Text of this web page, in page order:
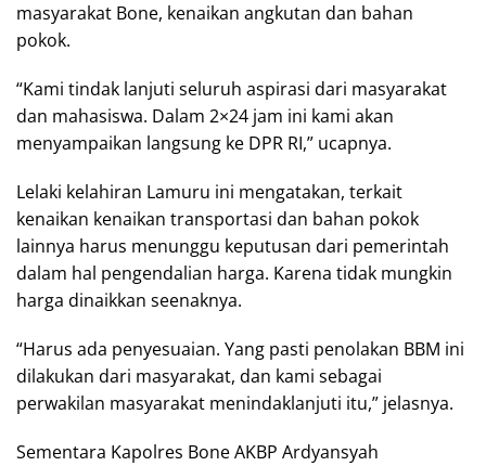
masyarakat Bone, kenaikan angkutan dan bahan
pokok.
“Kami tindak lanjuti seluruh aspirasi dari masyarakat
dan mahasiswa. Dalam 2×24 jam ini kami akan
menyampaikan langsung ke DPR RI,” ucapnya.
Lelaki kelahiran Lamuru ini mengatakan, terkait
kenaikan kenaikan transportasi dan bahan pokok
lainnya harus menunggu keputusan dari pemerintah
dalam hal pengendalian harga. Karena tidak mungkin
harga dinaikkan seenaknya.
“Harus ada penyesuaian. Yang pasti penolakan BBM ini
dilakukan dari masyarakat, dan kami sebagai
perwakilan masyarakat menindaklanjuti itu,” jelasnya.
Sementara Kapolres Bone AKBP Ardyansyah